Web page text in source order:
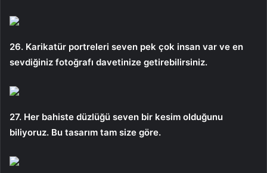
26. Karikatür portreleri seven pek çok insan var ve en
sevdiğiniz fotoğrafı davetinize getirebilirsiniz.
27. Her bahiste düzlüğü seven bir kesim olduğunu
biliyoruz. Bu tasarım tam size göre.